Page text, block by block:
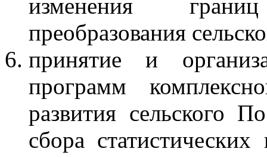
изменения
преобразования
принятие и
программ
развития сельского
сбора